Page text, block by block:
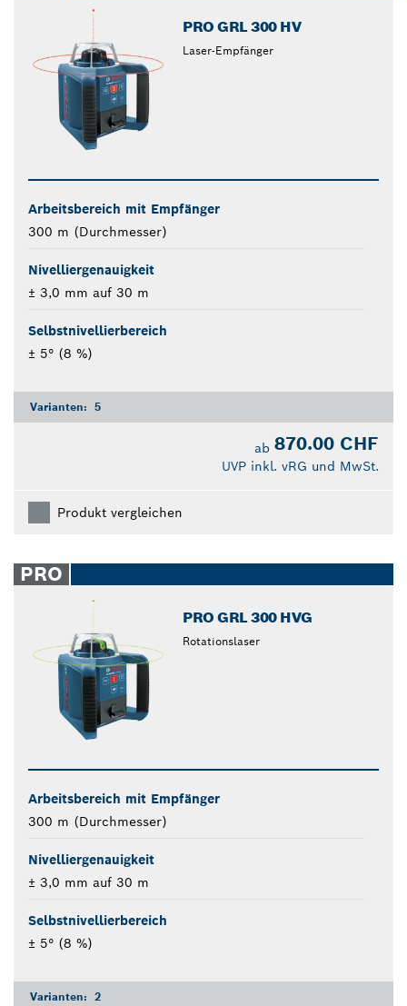
PRO GRL 300 HV
Laser-Empfänger
Arbeitsbereich mit Empfänger
300 m (Durchmesser)
Nivelliergenauigkeit
± 3,0 mm auf 30 m
Selbstnivellierbereich
± 5° (8 %)
Varianten: 5
ab 870.00 CHF
UVP inkl. vRG und MwSt.
Produkt vergleichen
PRO
PRO GRL 300 HVG
Rotationslaser
Arbeitsbereich mit Empfänger
300 m (Durchmesser)
Nivelliergenauigkeit
± 3,0 mm auf 30 m
Selbstnivellierbereich
± 5° (8 %)
Varianten: 2